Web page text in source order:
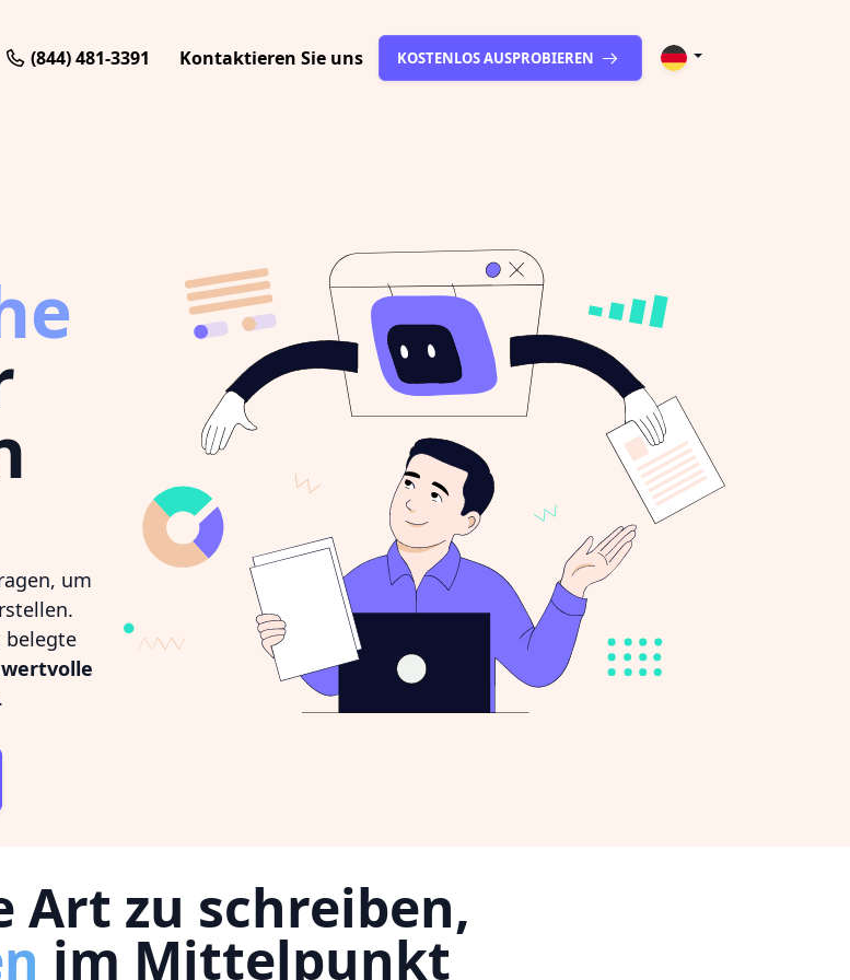
(844) 481-3391 Kontaktieren Sie uns KOSTENLOS AUSPROBIEREN
um
belegte
Art zu schreiben,
im Mittelpunkt